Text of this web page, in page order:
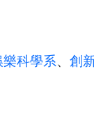
科學系、 創